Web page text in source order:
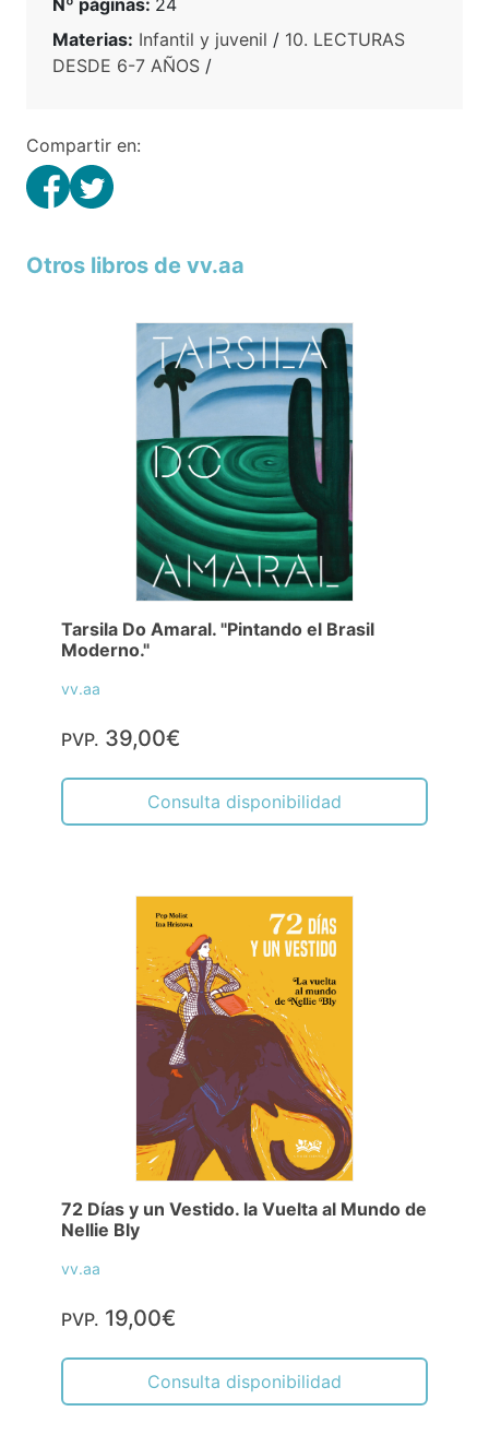
Nº páginas: 24
Materias: Infantil y juvenil / 10. LECTURAS
DESDE 6-7 AÑOS /
Compartir en:
Otros libros de vv.aa
Tarsila Do Amaral. "Pintando el Brasil
Moderno."
vv.aa
PVP. 39,00€
Consulta disponibilidad
72 Días y un Vestido. la Vuelta al Mundo de
Nellie Bly
vv.aa
PVP. 19,00€
Consulta disponibilidad